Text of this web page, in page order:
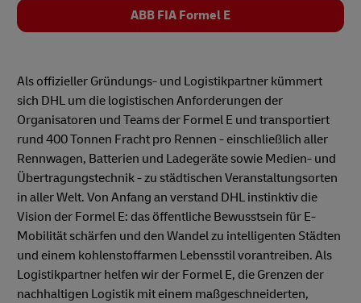
ABB FIA Formel E
Als offizieller Gründungs- und Logistikpartner kümmert
sich DHL um die logistischen Anforderungen der
Organisatoren und Teams der Formel E und transportiert
rund 400 Tonnen Fracht pro Rennen - einschließlich aller
Rennwagen, Batterien und Ladegeräte sowie Medien- und
Übertragungstechnik - zu städtischen Veranstaltungsorten
in aller Welt. Von Anfang an verstand DHL instinktiv die
Vision der Formel E: das öffentliche Bewusstsein für E-
Mobilität schärfen und den Wandel zu intelligenten Städten
und einem kohlenstoffarmen Lebensstil vorantreiben. Als
Logistikpartner helfen wir der Formel E, die Grenzen der
nachhaltigen Logistik mit einem maßgeschneiderten,